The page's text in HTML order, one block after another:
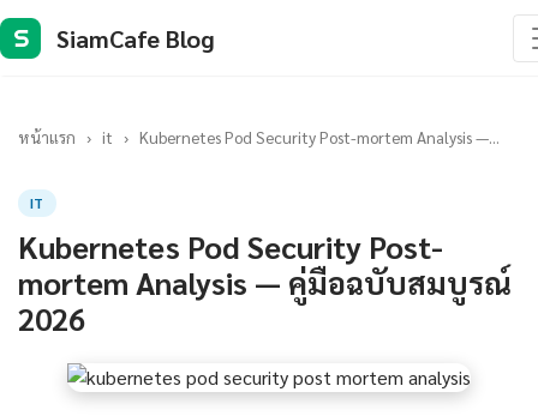
S SiamCafe Blog
หน้าแรก › it › Kubernetes Pod Security Post-mortem Analysis —...
IT
Kubernetes Pod Security Post-
mortem Analysis — คู่มือฉบับสมบูรณ์
2026